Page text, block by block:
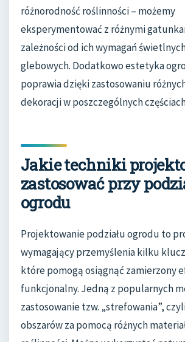
różnorodność roślinności – możemy
eksperymentować z różnymi
zależności od ich wymagań
glebowych. Dodatkowo estetyka
poprawia dzięki zastosowaniu
dekoracji w poszczególnych
Jakie techniki
zastosować przy
ogrodu
Projektowanie podziału ogrodu to
wymagający przemyślenia kilku
które pomogą osiągnąć zamierzony
funkcjonalny. Jedną z popularnych
zastosowanie tzw. „strefowania”,
obszarów za pomocą różnych